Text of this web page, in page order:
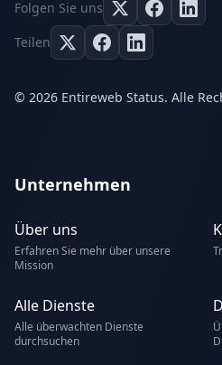
Folgen Sie uns
Teilen
© 2026 Entireweb Status. Alle
Unternehmen
Über uns
Erfahren Sie mehr über unsere
Mission
Alle Dienste
Alle überwachten Dienste
durchsuchen